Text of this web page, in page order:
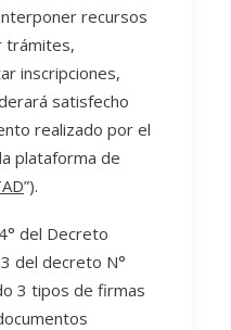
recursos
trámites,
inscripciones,
satisfecho
realizado por el
plataforma de
”).
del Decreto
del decreto N°
3 tipos de firmas